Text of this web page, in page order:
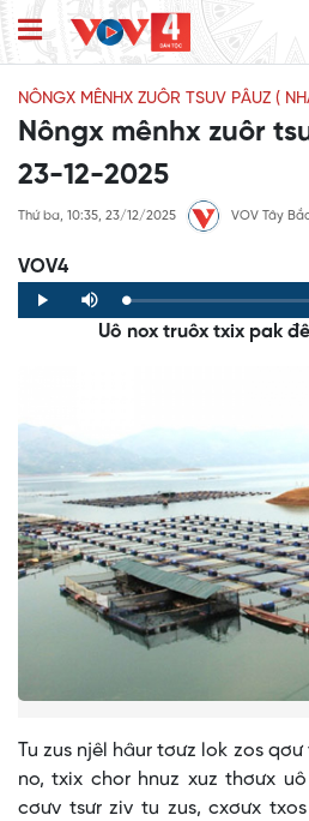
NÔNGX MÊNHX ZUÔR TSUV PÂUZ (
Nôngx mênhx zuôr
23-12-2025
Thứ ba, 10:35, 23/12/2025 VOV Tây
VOV4
Play Mute Loaded:
0%
Progress:
0%
Uô nox truôx txix pak
Tu zus njêl hâur tơưz lok zos
no, txix chor hnuz xuz thơưx
cơưv tsưr ziv tu zus, cxơưx